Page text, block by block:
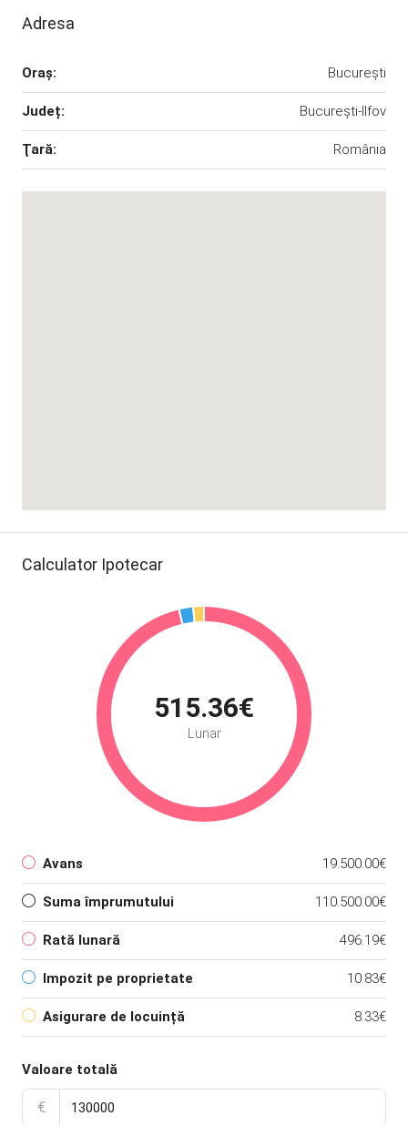
Adresa
Oraş: București
Județ: București-Ilfov
Ţară: România
Calculator Ipotecar
515.36€
Lunar
Avans 19.500.00€
Suma împrumutului 110.500.00€
Rată lunară 496.19€
Impozit pe proprietate 10.83€
Asigurare de locuință 8.33€
Valoare totală
€